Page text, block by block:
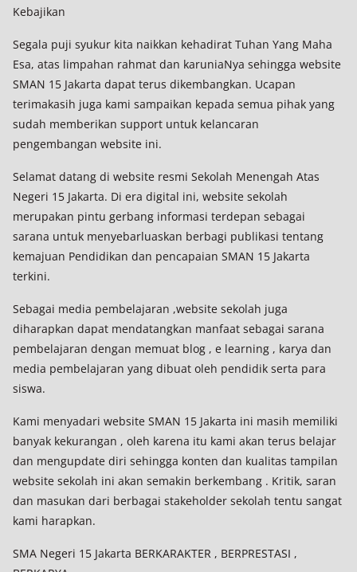
Kebajikan
Segala puji syukur kita naikkan kehadirat Tuhan Yang Maha
Esa, atas limpahan rahmat dan karuniaNya sehingga website
SMAN 15 Jakarta dapat terus dikembangkan. Ucapan
terimakasih juga kami sampaikan kepada semua pihak yang
sudah memberikan support untuk kelancaran
pengembangan website ini.
Selamat datang di website resmi Sekolah Menengah Atas
Negeri 15 Jakarta. Di era digital ini, website sekolah
merupakan pintu gerbang informasi terdepan sebagai
sarana untuk menyebarluaskan berbagi publikasi tentang
kemajuan Pendidikan dan pencapaian SMAN 15 Jakarta
terkini.
Sebagai media pembelajaran ,website sekolah juga
diharapkan dapat mendatangkan manfaat sebagai sarana
pembelajaran dengan memuat blog , e learning , karya dan
media pembelajaran yang dibuat oleh pendidik serta para
siswa.
Kami menyadari website SMAN 15 Jakarta ini masih memiliki
banyak kekurangan , oleh karena itu kami akan terus belajar
dan mengupdate diri sehingga konten dan kualitas tampilan
website sekolah ini akan semakin berkembang . Kritik, saran
dan masukan dari berbagai stakeholder sekolah tentu sangat
kami harapkan.
SMA Negeri 15 Jakarta BERKARAKTER , BERPRESTASI ,